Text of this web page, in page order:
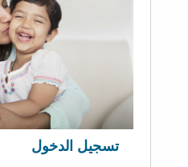
تسجيل الدخول